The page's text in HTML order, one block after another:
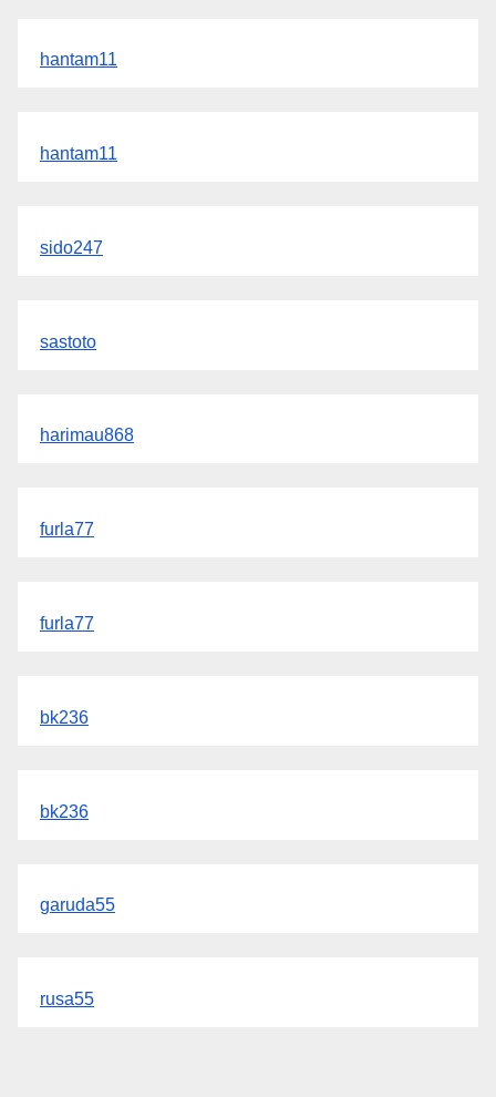
hantam11
hantam11
sido247
sastoto
harimau868
furla77
furla77
bk236
bk236
garuda55
rusa55